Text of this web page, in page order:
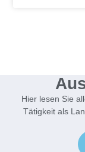
Hier lesen Sie
Tätigkeit als